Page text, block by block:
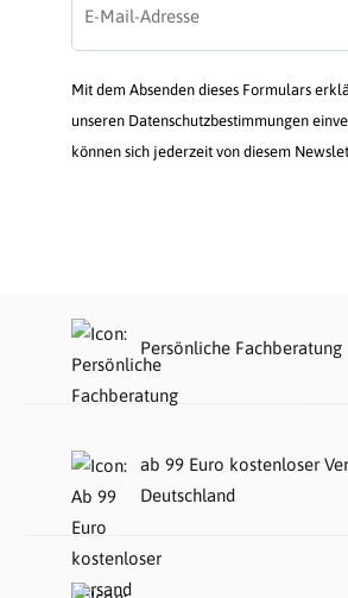
Mit dem Absenden dieses Formulars
unseren Datenschutzbestimmungen
können sich jederzeit von diesem
Persönliche Fachberatung
ab 99 Euro kostenloser
Deutschland